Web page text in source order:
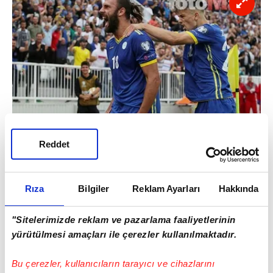
Rıza Bilgiler Reklam Ayarları Hakkında
"Sitelerimizde reklam ve pazarlama faaliyetlerinin
yürütülmesi amaçları ile çerezler kullanılmaktadır.
Bu çerezler, kullanıcıların tarayıcı ve cihazlarını
Reddet
Golden hemen 4 dakika sonra sahneye
Muriç takımını ateşleyen golü attı ve durumu